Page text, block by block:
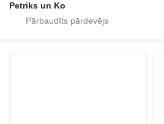
Petriks un Ko